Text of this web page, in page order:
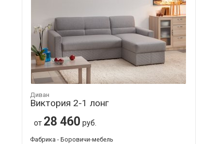
Диван
Виктория 2-1 лонг
от 28 460 руб.
Фабрика - Боровичи-мебель